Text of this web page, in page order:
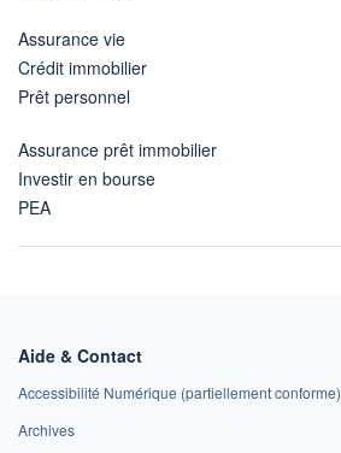
Assurance vie
Crédit immobilier
Prêt personnel
Assurance prêt immobilier
Investir en bourse
PEA
Aide & Contact
Accessibilité Numérique (partiellement conforme)
Archives